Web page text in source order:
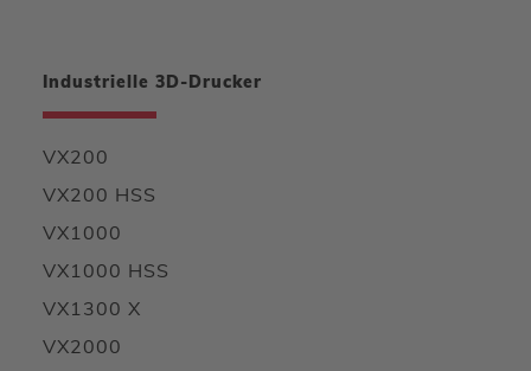
Industrielle 3D-Drucker
VX200
VX200 HSS
VX1000
VX1000 HSS
VX1300 X
VX2000